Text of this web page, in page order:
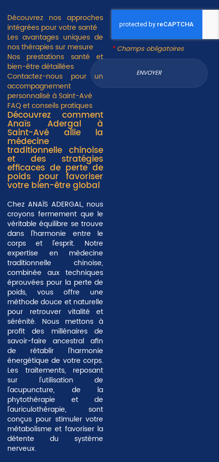
Découvrez nos approches
intégrées pour votre santé
Les avantages uniques de
nos thérapies sur mesure
Nos prestations santé et
bien-être détaillées
Contactez-nous pour un
accompagnement
personnalisé à Saint-Avé
FAQ et conseils pratiques
Découvrez comment
Anaïs Adergal à
Saint-Avé allie la
médecine
traditionnelle chinoise
et des stratégies
efficaces de perte de
poids pour favoriser
votre bien-être global
Chez ANAÏS ADERGAL, nous
croyons fermement que le
véritable équilibre se trouve
dans l'harmonie entre le
corps et l'esprit. Notre
expertise en médecine
traditionnelle chinoise,
combinée aux techniques
éprouvées pour la perte de
poids, vous offre une
méthode douce et naturelle
pour retrouver vitalité et
sérénité. Nous mettons à
profit des millénaires de
savoir-faire ancestral afin
de rétablir l'harmonie
énergétique de votre corps.
Les traitements, reposant
sur l'utilisation de
l'acupuncture, de la
phytothérapie et de
l'auriculothérapie, sont
conçus pour stimuler votre
métabolisme et favoriser la
détente du système
nerveux.
*Champs obligatoires